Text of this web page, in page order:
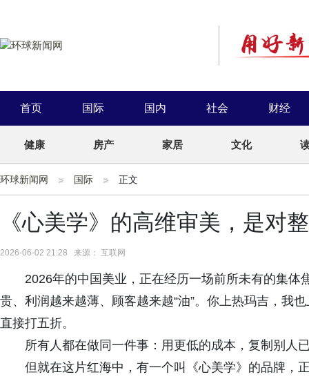
首页 国际 国内 社会 财经
健康 房产 家居 文化
环球新闻网 国际 正文
《心美学》的高维审美，是对
2026-06-02 21:28 来源： 互联网
2026年的中国美业，正在经历一场前所未有的集
贵、利润越来越薄、顾客越来越“油”。你上热玛吉，我
直接打五折。
所有人都在做同一件事：用更低的成本，复制别人
但就在这片红海中，有一个叫《心美学》的品牌，